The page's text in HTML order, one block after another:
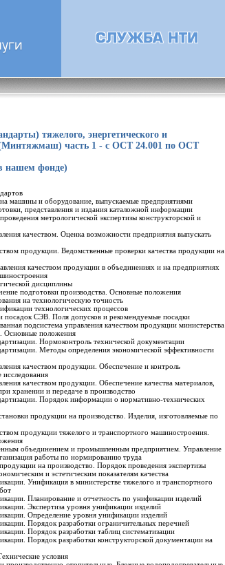
тяжелого, энергетического и
(Минтяжмаш) часть 1 - с ОСТ 24.001 по ОСТ
нашем фонде)
машины и оборудование, выпускаемые предприятиями
представления и издания каталожной информации
метрологической экспертизы конструкторской и
качеством. Оценка возможности предприятия выпускать
продукции. Ведомственные проверки качества продукции на
качеством продукции в объединениях и на предприятиях
дисциплины
подготовки производства. Основные положения
на технологическую точность
технологических процессов
СЭВ. Поля допусков и рекомендуемые посадки
подсистема управления качеством продукции министерства
Основные положения
Нормоконтроль технической документации
Методы определения экономической эффективности
качеством продукции. Обеспечение и контроль
исследования
качеством продукции. Обеспечение качества материалов,
хранении и передаче в производство
Порядок информации о нормативно-технических
продукции на производство. Изделия, изготовляемые по
продукции тяжелого и транспортного машиностроения.
объединением и промышленным предприятием. Управление
работы по нормированию труда
на производство. Порядок проведения экспертизы
и эстетическим показателям качества
Унификация в министерстве тяжелого и транспортного
Планирование и отчетность по унификации изделий
Экспертиза уровня унификации изделий
Определение уровня унификации изделий
Порядок разработки ограничительных перечней
Порядок разработки таблиц систематизации
Порядок разработки конструкторской документации на
условия